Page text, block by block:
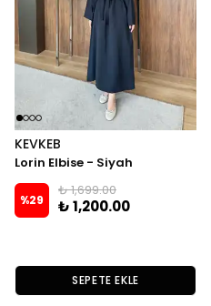
KEVKEB
Lorin Elbise - Siyah
%29
₺ 1,699.00
₺ 1,200.00
SEPETE EKLE